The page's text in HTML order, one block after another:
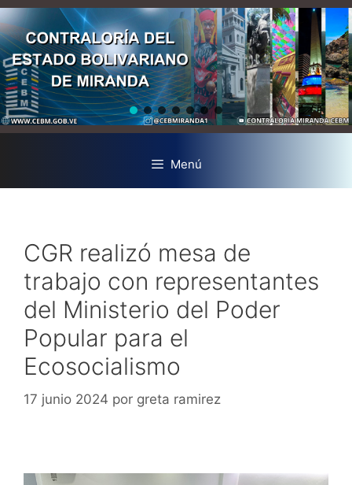
Menú
CGR realizó mesa de
trabajo con representantes
del Ministerio del Poder
Popular para el
Ecosocialismo
17 junio 2024 por greta ramirez